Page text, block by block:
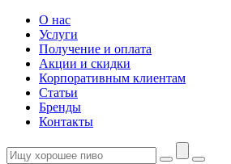
О нас
Услуги
Получение и оплата
Акции и скидки
Корпоративным клиентам
Статьи
Бренды
Контакты